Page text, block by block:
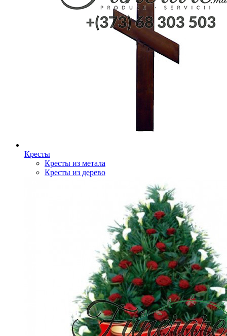
Кресты
Кресты из метала
Кресты из дерево